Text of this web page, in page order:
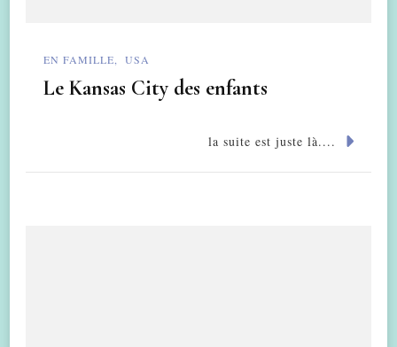
EN FAMILLE USA
Le Kansas City des enfants
la suite est juste là....